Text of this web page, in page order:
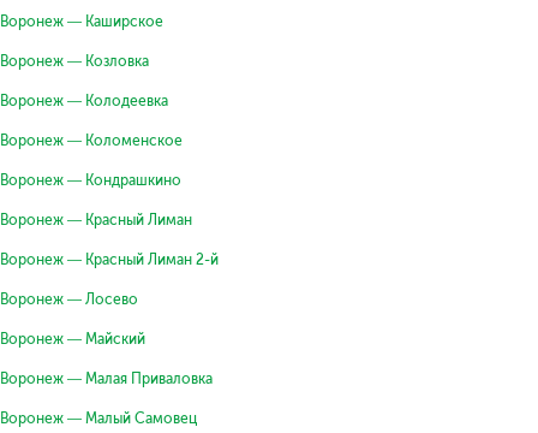
Воронеж — Каширское
Воронеж — Козловка
Воронеж — Колодеевка
Воронеж — Коломенское
Воронеж — Кондрашкино
Воронеж — Красный Лиман
Воронеж — Красный Лиман 2-й
Воронеж — Лосево
Воронеж — Майский
Воронеж — Малая Приваловка
Воронеж — Малый Самовец